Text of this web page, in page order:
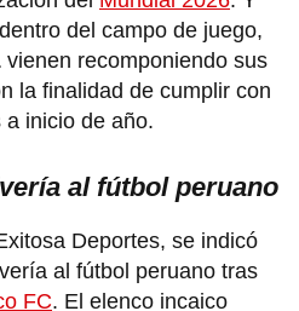
del campo de juego,
vienen recomponiendo sus
la finalidad de cumplir con
inicio de año.
al fútbol peruano
Deportes, se indicó
al fútbol peruano tras
FC. El elenco incaico